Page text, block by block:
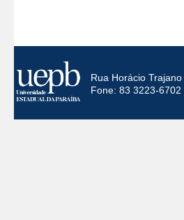
Rua Horácio
Fone: 83 3223-